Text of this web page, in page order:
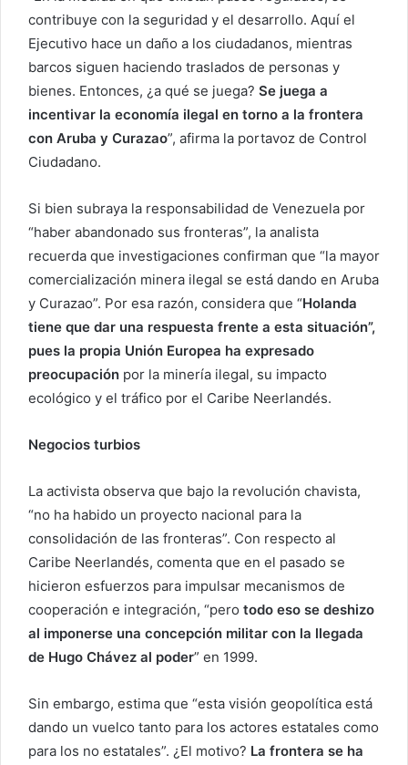
contribuye con la seguridad y el desarrollo. Aquí el
Ejecutivo hace un daño a los ciudadanos, mientras
barcos siguen haciendo traslados de personas y
bienes. Entonces, ¿a qué se juega? Se juega a
incentivar la economía ilegal en torno a la frontera
con Aruba y Curazao”, afirma la portavoz de Control
Ciudadano.
Si bien subraya la responsabilidad de Venezuela por
“haber abandonado sus fronteras”, la analista
recuerda que investigaciones confirman que “la mayor
comercialización minera ilegal se está dando en Aruba
y Curazao”. Por esa razón, considera que “Holanda
tiene que dar una respuesta frente a esta situación”,
pues la propia Unión Europea ha expresado
preocupación por la minería ilegal, su impacto
ecológico y el tráfico por el Caribe Neerlandés.
Negocios turbios
La activista observa que bajo la revolución chavista,
“no ha habido un proyecto nacional para la
consolidación de las fronteras”. Con respecto al
Caribe Neerlandés, comenta que en el pasado se
hicieron esfuerzos para impulsar mecanismos de
cooperación e integración, “pero todo eso se deshizo
al imponerse una concepción militar con la llegada
de Hugo Chávez al poder” en 1999.
Sin embargo, estima que “esta visión geopolítica está
dando un vuelco tanto para los actores estatales como
para los no estatales”. ¿El motivo? La frontera se ha